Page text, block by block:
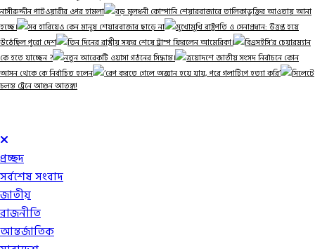
নাসীরুদ্দীন পাটওয়ারীর ওপর হামলা
বড় মুলধনী কোম্পানি শেয়ারবাজারে তালিকাভূক্তির আওতায় আনা
হচ্ছে।
সব হারিয়েও কেন মানুষ শেয়ারবাজার ছাড়ে না
মুখোমুখি রাষ্ট্রপতি ও সেনাপ্রধান: উত্তপ্ত হয়ে
উঠেছিল পুরো দেশ
তিন দিনের রাস্ট্রীয় সফর শেষে ট্রাম্প ফিরলেন আমেরিকা।
বিএসইসি‘র চেয়ারম্যান
কে হতে যাচ্ছেন ?
নতুন আরেকটি ওয়াসা গঠনের সিদ্ধান্ত।
ত্রয়োদশে জাতীয় সংসদ নির্বাচনে কোন
আসন থেকে কে নির্বাচিত হলেন
‘রেপ করতে গেলে অজ্ঞান হয়ে যায়, পরে গলাটিপে হত্যা করি’
সিলেটে
চলন্ত ট্রেনে আগুন আতঙ্ক!
প্রচ্ছদ
সর্বশেষ সংবাদ
জাতীয়
রাজনীতি
আন্তর্জাতিক